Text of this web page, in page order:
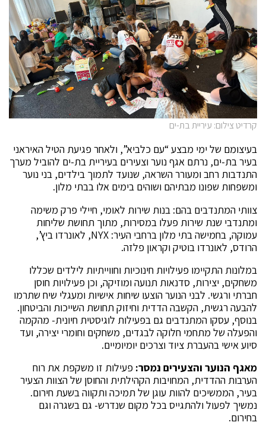
קרדיט צילום: עיריית בת-ים
בעיצומם של ימי מבצע “עם כלביא”, ולאחר פגיעת הטיל האיראני
בעיר בת-ים, נרתם אגף נוער וצעירים בעיריית בת-ים להוביל מערך
התנדבות רחב ומעורר השראה, שנועד לתמוך בילדים, בני נוער
ומשפחות שפונו מבתיהם ושוהים בימים אלו בבתי מלון.
צוותי המתנדבים בהם: בנות שירות לאומי, חיילי פרק משימה
ומתנדבי שנת שירות פעלו במסירות, מתוך תחושת שליחות
עמוקה, בחמישה בתי מלון ברחבי העיר: NYX, לאונרדו ביץ’,
הרודס, לאונרדו בוטיק וקראון פלזה.
במלונות התקיימו פעילויות חינוכיות וחווייתיות לילדים שכללו
משחקים, יצירות, סדנאות תנועה ומוזיקה, וכן פעילויות חוסן
חברתי ורגשי. לבני הנוער הוצעו שיחות אישיות ומעגלי שיח שתרמו
להבעה רגשית, הקשבה הדדית וחיזוק תחושת השייכות והביטחון.
בנוסף, עסקו המתנדבים גם בפעילות לוגיסטית חיונית- מהקמה
והפעלה של מתחמי חלוקה לבגדים, משחקים וחומרי יצירה, ועד
סיוע אישי בהעברת ציוד וצרכים יומיומיים.
מאגף הנוער והצעירים נמסר: פעילות זו משקפת את רוח
הערבות ההדדית, המחויבות הקהילתית והחוסן של הצוות הצעיר
בעיר, הממשיכים להוות עוגן של תמיכה ותקווה בשעת חירום.
נמשיך לפעול ולהתגייס בכל מקום שנדרש- גם בשגרה וגם
בחירום.